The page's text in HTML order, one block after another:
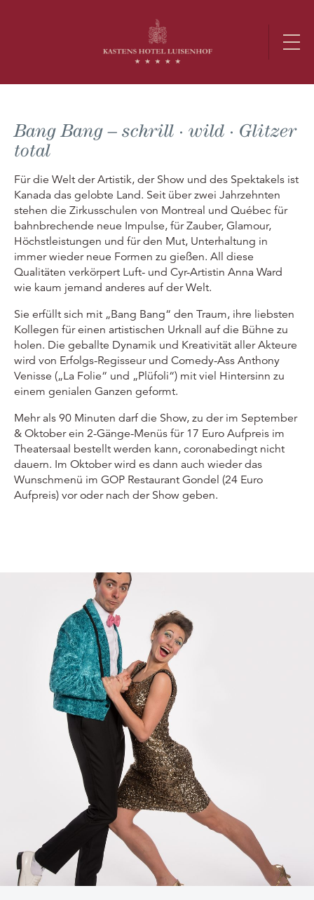
Bang Bang – schrill · wild · Glitzer
total
Für die Welt der Artistik, der Show und des Spektakels ist
Kanada das gelobte Land. Seit über zwei Jahrzehnten
stehen die Zirkusschulen von Montreal und Québec für
bahnbrechende neue Impulse, für Zauber, Glamour,
Höchstleistungen und für den Mut, Unterhaltung in
immer wieder neue Formen zu gießen. All diese
Qualitäten verkörpert Luft- und Cyr-Artistin Anna Ward
wie kaum jemand anderes auf der Welt.
Sie erfüllt sich mit „Bang Bang“ den Traum, ihre liebsten
Kollegen für einen artistischen Urknall auf die Bühne zu
holen. Die geballte Dynamik und Kreativität aller Akteure
wird von Erfolgs-Regisseur und Comedy-Ass Anthony
Venisse („La Folie“ und „Plüfoli“) mit viel Hintersinn zu
einem genialen Ganzen geformt.
Mehr als 90 Minuten darf die Show, zu der im September
& Oktober ein 2-Gänge-Menüs für 17 Euro Aufpreis im
Theatersaal bestellt werden kann, coronabedingt nicht
dauern. Im Oktober wird es dann auch wieder das
Wunschmenü im GOP Restaurant Gondel (24 Euro
Aufpreis) vor oder nach der Show geben.